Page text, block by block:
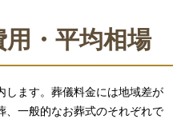
・平均相場
します。葬儀料金には地域差が
、一般的なお葬式のそれぞれで